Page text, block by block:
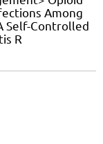
Among
Self-Controlled
R